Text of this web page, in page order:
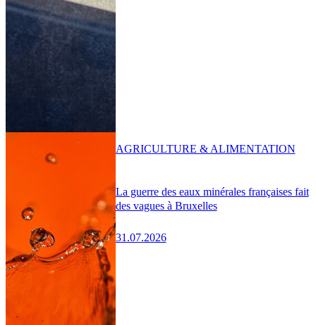
La guerre des eaux minérales françaises fait
des vagues à Bruxelles
31.07.2026
AGRICULTURE & ALIMENTATION